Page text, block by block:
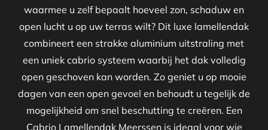
waarmee u zelf bepaalt hoeveel zon, schaduw en
open lucht u op uw terras wilt? Dit luxe lamellendak
combineert een strakke aluminium uitstraling met
een uniek cabrio systeem waarbij het dak volledig
open geschoven kan worden. Zo geniet u op mooie
dagen van een open gevoel en behoudt u tegelijk de
mogelijkheid om snel beschutting te creëren. Een
Cabrio Lamellendak Meerssen is ideaal voor wie